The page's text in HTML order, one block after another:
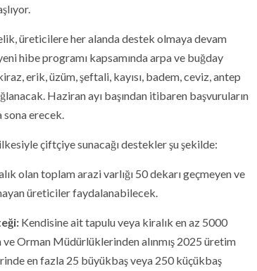
üreticilere her alanda destek olmaya devam
hibe programı kapsamında arpa ve buğday
erik, üzüm, şeftali, kayısı, badem, ceviz, antep
Haziran ayı başından itibaren başvuruların
sona erecek.
çiftçiye sunacağı destekler şu şekilde:
olan toplam arazi varlığı 50 dekarı geçmeyen ve
üreticiler faydalanabilecek.
Kendisine ait tapulu veya kiralık en az 5000
Orman Müdürlüklerinden alınmış 2025 üretim
en fazla 25 büyükbaş veya 250 küçükbaş